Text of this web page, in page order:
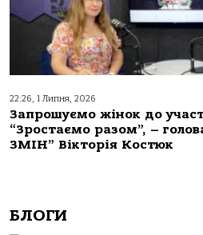
22:26, 1 Липня, 2026
Запрошуємо жінок до
“Зростаємо разом”, –
ЗМІН” Вікторія Костюк
БЛОГИ